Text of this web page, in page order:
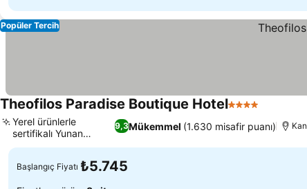
Popüler Tercih
Theofilos Paradise Boutique Hotel4 Yıldız
9,3Mükemmel (1.630 misafir puanı)
Yerel ürünlerle
sertifikalı Yunan
kahvaltısı
Başlangıç Fiyatı ₺5.745